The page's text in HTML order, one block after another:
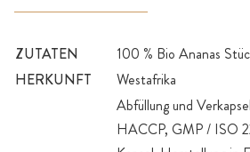
ZUTATEN
100 % Bio Ananas
HERKUNFT
Westafrika
Abfüllung und
HACCP, GMP / ISO